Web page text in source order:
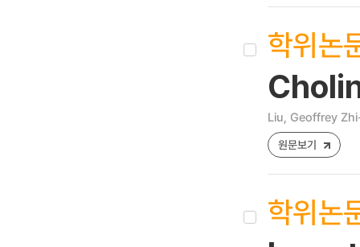
학위논
Liu, Geoffrey
원문보기
학위논